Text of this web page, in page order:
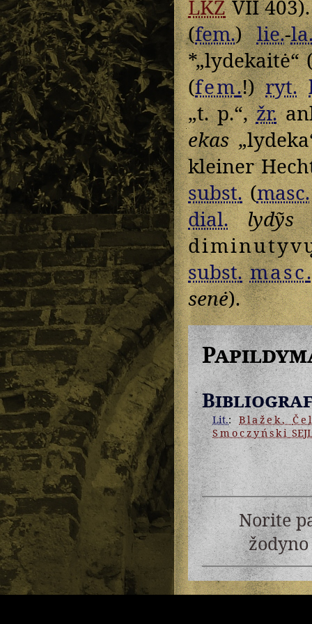
LKŽVII
(fem.)lie.-
*„lydekaitė“
(fem.!)ryt.
„t. p.“,žr.
ekas
kleiner
subst.(masc.
dial.
lydỹs
subst. masc.
senė).
Lit.: Blažek,
Smoczyński
Norite